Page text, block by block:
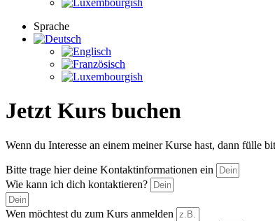
Sprache
Jetzt Kurs buchen
Wenn du Interesse an einem meiner Kurse hast, dann fülle
Bitte trage hier deine Kontaktinformationen ein
Wie kann ich dich kontaktieren?
Wen möchtest du zum Kurs anmelden